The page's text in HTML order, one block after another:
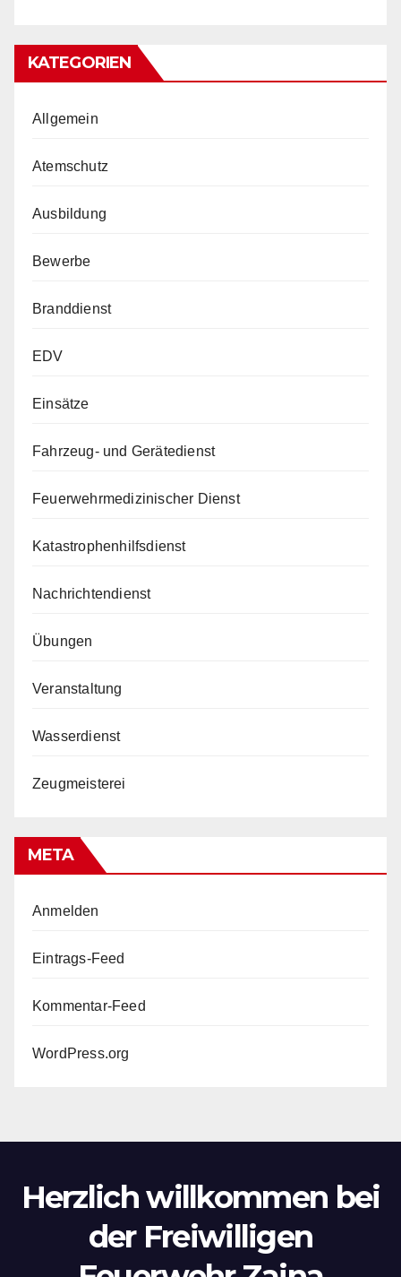
KATEGORIEN
Allgemein
Atemschutz
Ausbildung
Bewerbe
Branddienst
EDV
Einsätze
Fahrzeug- und Gerätedienst
Feuerwehrmedizinischer Dienst
Katastrophenhilfsdienst
Nachrichtendienst
Übungen
Veranstaltung
Wasserdienst
Zeugmeisterei
META
Anmelden
Eintrags-Feed
Kommentar-Feed
WordPress.org
Herzlich willkommen bei
der Freiwilligen